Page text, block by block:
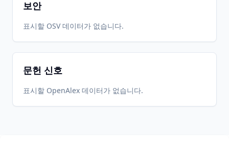
보안
표시할 OSV 데이터가 없습니다.
문헌 신호
표시할 OpenAlex 데이터가 없습니다.